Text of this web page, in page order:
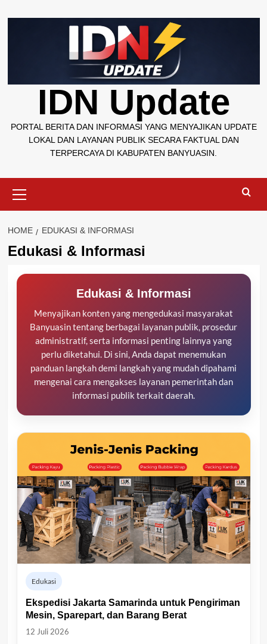
to
IDN Update
PORTAL BERITA DAN INFORMASI YANG MENYAJIKAN UPDATE
LOKAL DAN LAYANAN PUBLIK SECARA FAKTUAL DAN
TERPERCAYA DI KABUPATEN BANYUASIN.
Menu
HOME EDUKASI & INFORMASI
Edukasi & Informasi
Edukasi & Informasi
Menyajikan konten yang mengedukasi masyarakat
Banyuasin tentang berbagai layanan publik, prosedur
administratif, serta informasi penting lainnya yang
perlu diketahui. Di sini, Anda dapat menemukan
panduan langkah demi langkah yang mudah dipahami
mengenai cara mengakses layanan pemerintah dan
informasi publik terkait daerah.
Edukasi
Ekspedisi Jakarta Samarinda untuk Pengiriman
Mesin, Sparepart, dan Barang Berat
12 Juli 2026